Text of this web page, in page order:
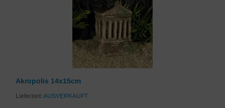
Akropolis 14x15cm
Lieferzeit: AUSVERKAUFT